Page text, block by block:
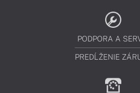
PODPORA A
PREDĹŽENIE